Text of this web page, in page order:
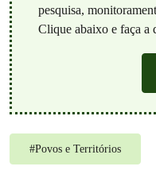
pesquisa,
Clique abaixo e faça a
#Povos e Territórios